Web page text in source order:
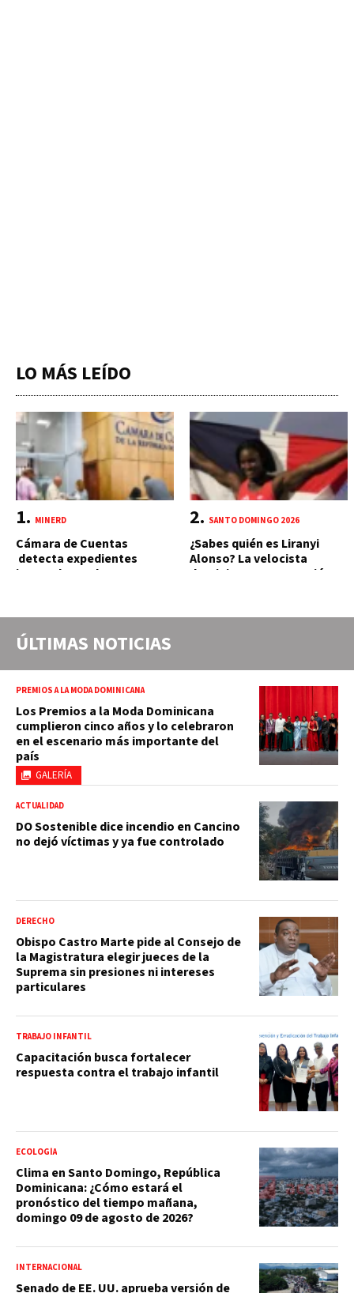
LO MÁS LEÍDO
MINERD
Cámara de Cuentas
detecta expedientes
incompletos de
2019 y 2020
SANTO DOMINGO 2026
¿Sabes quién es Liranyi
Alonso? La velocista
dominicana que rompió un
ÚLTIMAS NOTICIAS
GALERÍA
PREMIOS A LA MODA DOMINICANA
Los Premios a la Moda Dominicana
cumplieron cinco años y lo celebraron
en el escenario más importante del
país
ACTUALIDAD
DO Sostenible dice incendio en Cancino
no dejó víctimas y ya fue controlado
DERECHO
Obispo Castro Marte pide al Consejo de
la Magistratura elegir jueces de la
Suprema sin presiones ni intereses
particulares
TRABAJO INFANTIL
Capacitación busca fortalecer
respuesta contra el trabajo infantil
ECOLOGÍA
Clima en Santo Domingo, República
Dominicana: ¿Cómo estará el
pronóstico del tiempo mañana,
domingo 09 de agosto de 2026?
INTERNACIONAL
Senado de EE. UU. aprueba versión de